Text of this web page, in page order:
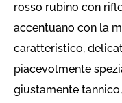
rosso rubino con
accentuano con la
caratteristico,
piacevolmente
giustamente